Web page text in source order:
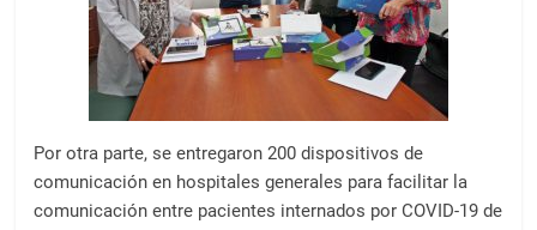
Por otra parte, se entregaron 200 dispositivos de
comunicación en hospitales generales para facilitar la
comunicación entre pacientes internados por COVID-19 de